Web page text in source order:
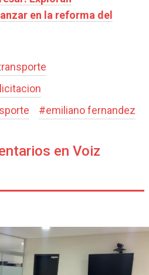
en la reforma del
licitacion
#emiliano fernandez
en Voiz